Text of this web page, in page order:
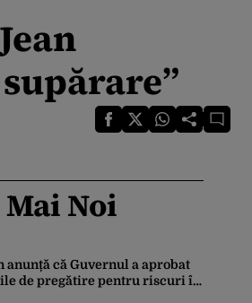
Mai Noi
anunță că Guvernul a aprobat
de pregătire pentru riscuri în